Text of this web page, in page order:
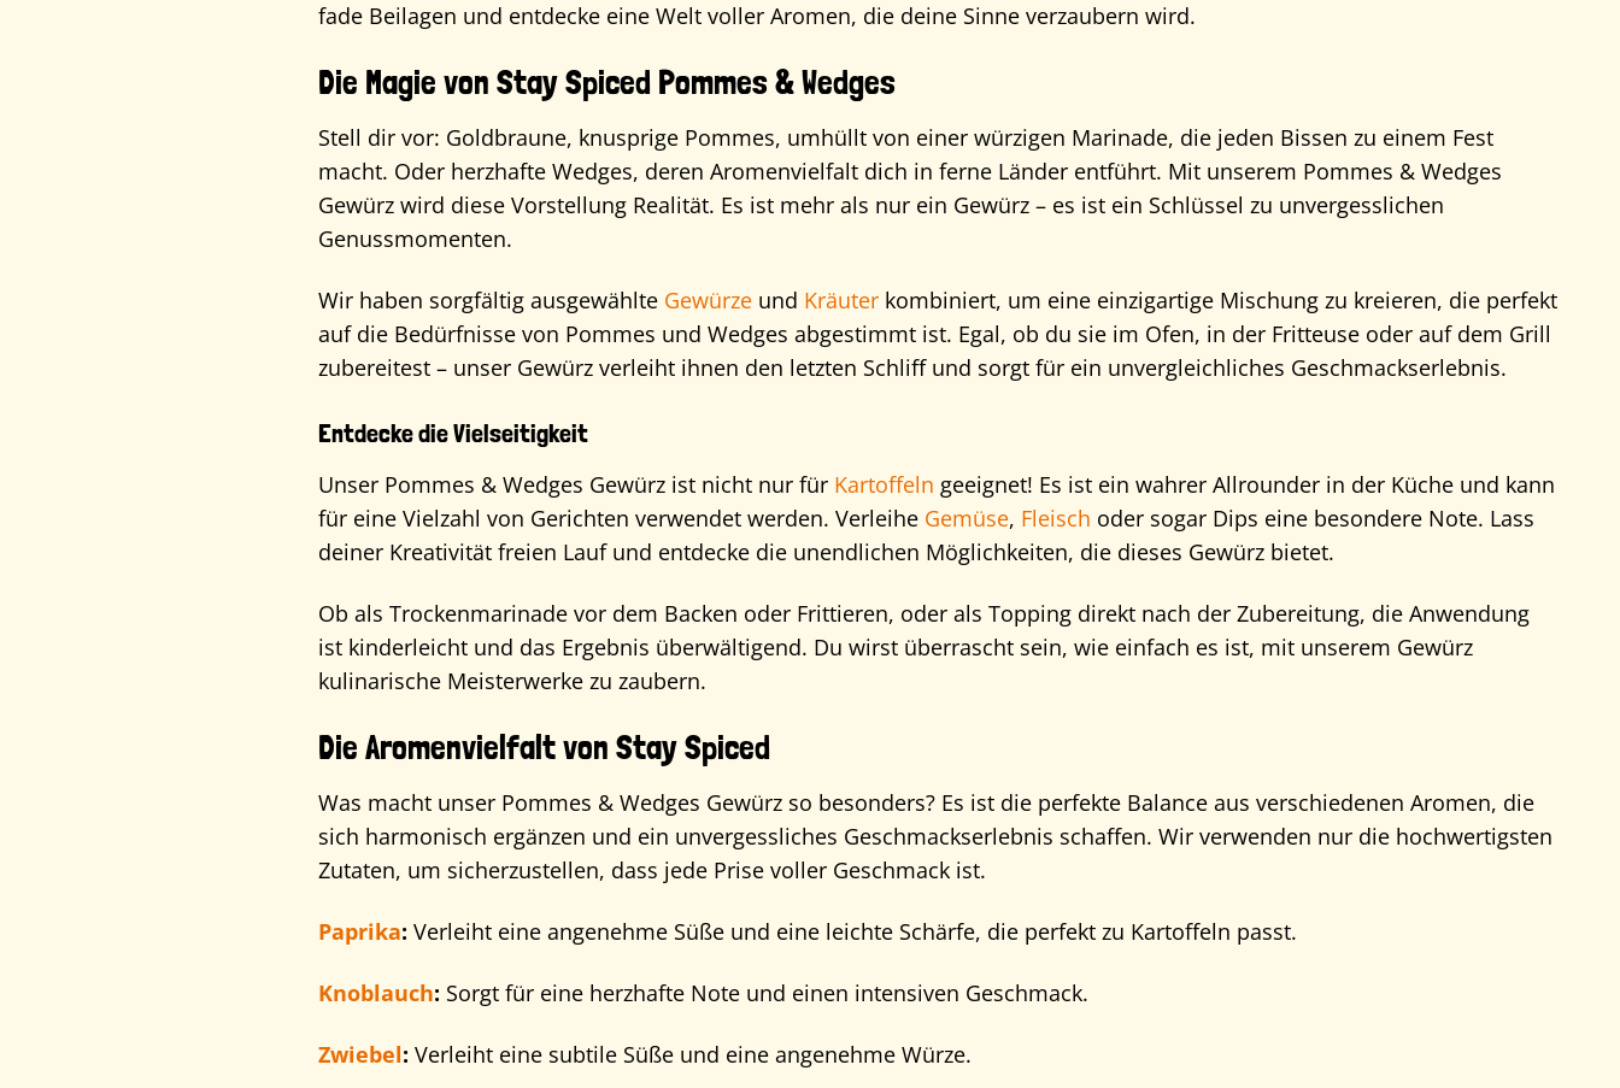
fade Beilagen und entdecke eine Welt voller Aromen, die deine Sinne verzaubern wird.
Die Magie von Stay Spiced Pommes & Wedges
Stell dir vor: Goldbraune, knusprige Pommes, umhüllt von einer würzigen Marinade, die jeden Bissen zu einem Fest
macht. Oder herzhafte Wedges, deren Aromenvielfalt dich in ferne Länder entführt. Mit unserem Pommes & Wedges
Gewürz wird diese Vorstellung Realität. Es ist mehr als nur ein Gewürz – es ist ein Schlüssel zu unvergesslichen
Genussmomenten.
Wir haben sorgfältig ausgewählte Gewürzeund Kräuterkombiniert, um eine einzigartige Mischung zu kreieren, die perfekt
auf die Bedürfnisse von Pommes und Wedges abgestimmt ist. Egal, ob du sie im Ofen, in der Fritteuse oder auf dem Grill
zubereitest – unser Gewürz verleiht ihnen den letzten Schliff und sorgt für ein unvergleichliches Geschmackserlebnis.
Entdecke die Vielseitigkeit
Unser Pommes & Wedges Gewürz ist nicht nur für Kartoffeln geeignet! Es ist ein wahrer Allrounder in der Küche und kann
für eine Vielzahl von Gerichten verwendet werden. Verleihe Gemüse, Fleisch oder sogar Dips eine besondere Note. Lass
deiner Kreativität freien Lauf und entdecke die unendlichen Möglichkeiten, die dieses Gewürz bietet.
Ob als Trockenmarinade vor dem Backen oder Frittieren, oder als Topping direkt nach der Zubereitung, die Anwendung
ist kinderleicht und das Ergebnis überwältigend. Du wirst überrascht sein, wie einfach es ist, mit unserem Gewürz
kulinarische Meisterwerke zu zaubern.
Die Aromenvielfalt von Stay Spiced
Was macht unser Pommes & Wedges Gewürz so besonders? Es ist die perfekte Balance aus verschiedenen Aromen, die
sich harmonisch ergänzen und ein unvergessliches Geschmackserlebnis schaffen. Wir verwenden nur die hochwertigsten
Zutaten, um sicherzustellen, dass jede Prise voller Geschmack ist.
Paprika: Verleiht eine angenehme Süße und eine leichte Schärfe, die perfekt zu Kartoffeln passt.
Knoblauch: Sorgt für eine herzhafte Note und einen intensiven Geschmack.
Zwiebel: Verleiht eine subtile Süße und eine angenehme Würze.